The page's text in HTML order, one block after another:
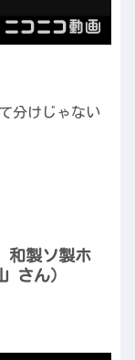
分けじゃない
和製ソ製ホ
さん）